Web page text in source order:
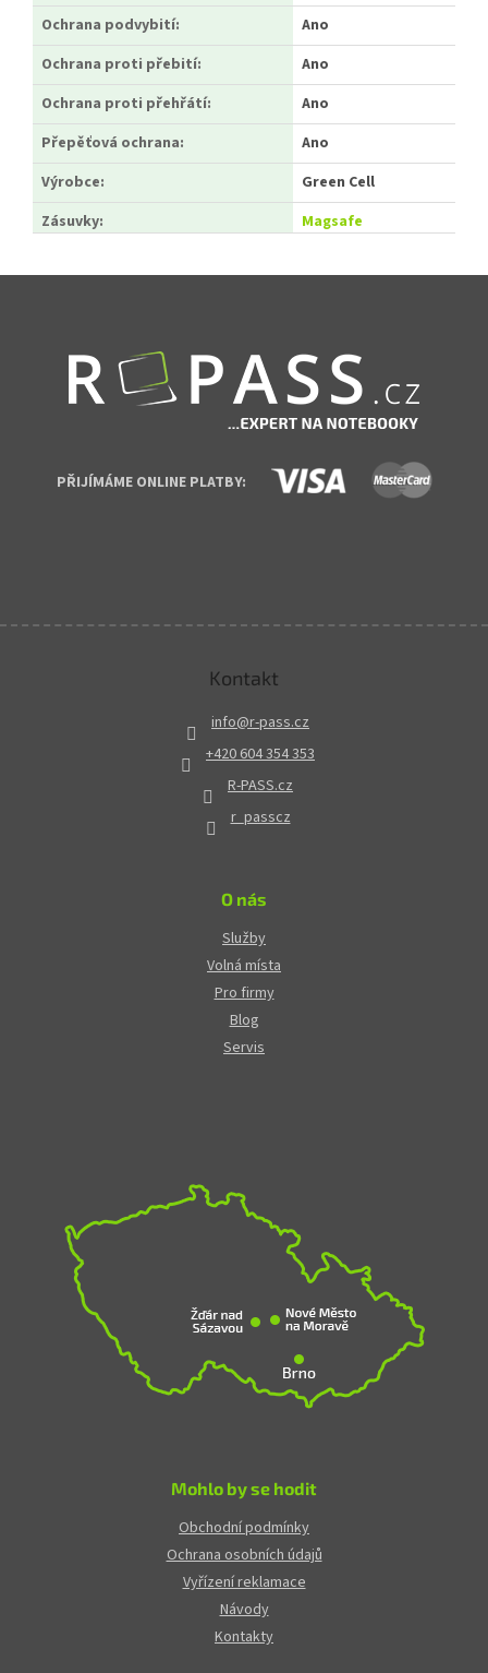
Ochrana podvybití:
Ano
Ochrana proti přebití:
Ano
Ochrana proti přehřátí:
Ano
Přepěťová ochrana:
Ano
Výrobce:
Green Cell
Zásuvky:
Magsafe
PŘIJÍMÁME ONLINE PLATBY:
Kontakt
info@r-pass.cz
+420 604 354 353
R-PASS.cz
r_passcz
O nás
Služby
Volná místa
Pro firmy
Blog
Servis
Mohlo by se hodit
Obchodní podmínky
Ochrana osobních údajů
Vyřízení reklamace
Návody
Kontakty